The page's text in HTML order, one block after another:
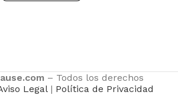
– Todos los derechos
Legal| Política de Privacidad